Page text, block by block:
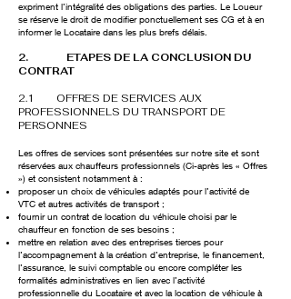
expriment l’intégralité des obligations des parties. Le Loueur
se réserve le droit de modifier ponctuellement ses CG et à en
informer le Locataire dans les plus brefs délais.
2. ETAPES DE LA CONCLUSION DU
CONTRAT
2.1 OFFRES DE SERVICES AUX
PROFESSIONNELS DU TRANSPORT DE
PERSONNES
Les offres de services sont présentées sur notre site et sont
réservées aux chauffeurs professionnels (Ci-après les « Offres
») et consistent notamment à :
proposer un choix de véhicules adaptés pour l’activité de
VTC et autres activités de transport ;
fournir un contrat de location du véhicule choisi par le
chauffeur en fonction de ses besoins ;
mettre en relation avec des entreprises tierces pour
l’accompagnement à la création d’entreprise, le financement,
l’assurance, le suivi comptable ou encore compléter les
formalités administratives en lien avec l’activité
professionnelle du Locataire et avec la location de véhicule à